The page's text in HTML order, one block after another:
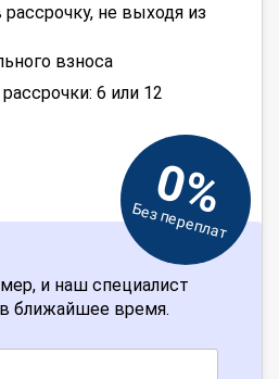
не выходя из
взноса
6 или 12
0%
Без переплат
и наш специалист
ближайшее время.